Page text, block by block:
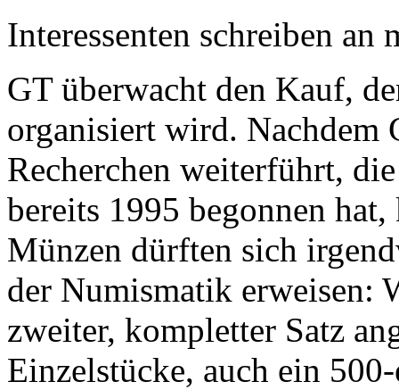
Interessenten schreiben
GT überwacht den Kauf,
organisiert wird. Nachdem
Recherchen weiterführt,
bereits 1995 begonnen
Münzen dürften sich
der Numismatik erweisen:
zweiter, kompletter Satz
Einzelstücke, auch ein